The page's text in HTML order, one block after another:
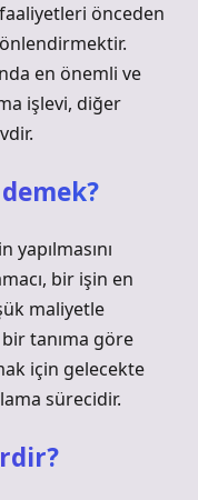
önceden
en önemli ve
işlevi, diğer
yapılmasını
bir işin en
maliyetle
bir tanıma göre
için gelecekte
sürecidir.